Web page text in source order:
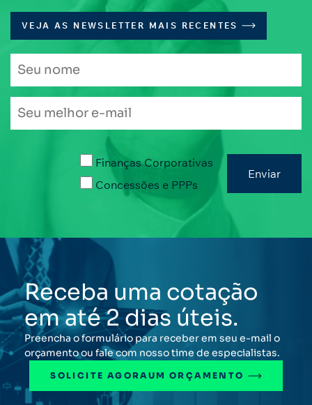
VEJA AS NEWSLETTER MAIS RECENTES
Finanças Corporativas
Concessões e PPPs
Receba uma cotação
em até 2 dias úteis.
Preencha o formulário para receber em seu e-mail o
orçamento ou fale com nosso time de especialistas.
SOLICITE AGORAUM ORÇAMENTO